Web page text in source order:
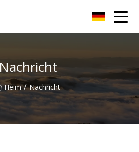
Nachricht
Heim / Nachricht